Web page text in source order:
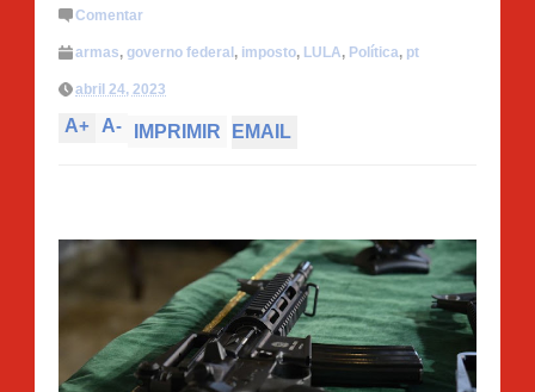
Comentar
armas, governo federal, imposto, LULA, Política, pt
abril 24, 2023
A+ A- IMPRIMIR EMAIL